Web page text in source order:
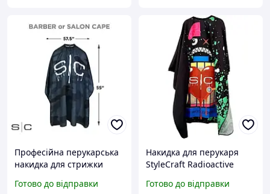
Професійна перукарська
накидка для стрижки
Готово до відправки
Накидка для перукаря
StyleCraft Radioactive
Готово до відправки